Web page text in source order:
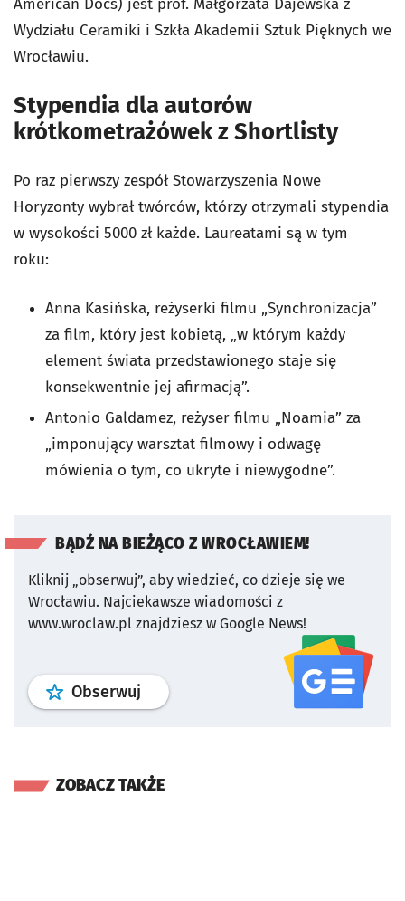
American Docs) jest prof. Małgorzata Dajewska z
Wydziału Ceramiki i Szkła Akademii Sztuk Pięknych we
Wrocławiu.
Stypendia dla autorów
krótkometrażówek z Shortlisty
Po raz pierwszy zespół Stowarzyszenia Nowe
Horyzonty wybrał twórców, którzy otrzymali stypendia
w wysokości 5000 zł każde. Laureatami są w tym
roku:
Anna Kasińska, reżyserki filmu „Synchronizacja”
za film, który jest kobietą, „w którym każdy
element świata przedstawionego staje się
konsekwentnie jej afirmacją”.
Antonio Galdamez, reżyser filmu „Noamia” za
„imponujący warsztat filmowy i odwagę
mówienia o tym, co ukryte i niewygodne”.
BĄDŹ NA BIEŻĄCO Z WROCŁAWIEM!
Kliknij „obserwuj”, aby wiedzieć, co dzieje się we
Wrocławiu. Najciekawsze wiadomości z
www.wroclaw.pl znajdziesz w Google News!
Obserwuj profil serwisu
ZOBACZ TAKŻE